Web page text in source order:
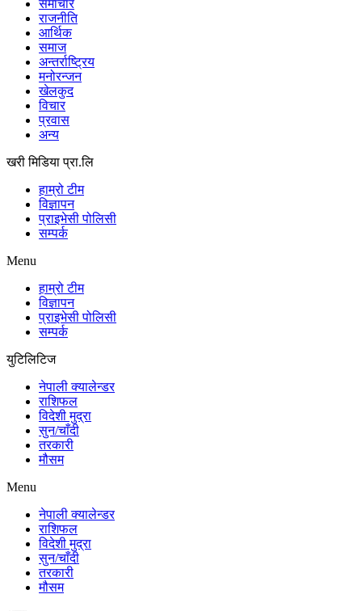
समाचार
राजनीति
आर्थिक
समाज
अन्तर्राष्ट्रिय
मनोरन्जन
खेलकुद
विचार
प्रवास
अन्य
खरी मिडिया प्रा.लि
हाम्रो टीम
विज्ञापन
प्राइभेसी पोलिसी
सम्पर्क
Menu
हाम्रो टीम
विज्ञापन
प्राइभेसी पोलिसी
सम्पर्क
युटिलिटिज
नेपाली क्यालेन्डर
राशिफल
विदेशी मुद्रा
सुन/चाँदी
तरकारी
मौसम
Menu
नेपाली क्यालेन्डर
राशिफल
विदेशी मुद्रा
सुन/चाँदी
तरकारी
मौसम